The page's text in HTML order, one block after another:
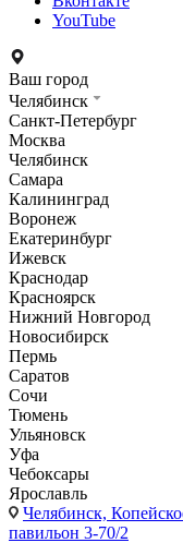
YouTube
Ваш город
Челябинск
Санкт-Петербург
Москва
Челябинск
Самара
Калининград
Воронеж
Екатеринбург
Ижевск
Краснодар
Красноярск
Нижний Новгород
Новосибирск
Пермь
Саратов
Сочи
Тюмень
Ульяновск
Уфа
Чебоксары
Ярославль
Челябинск,
павильон 3-70/2